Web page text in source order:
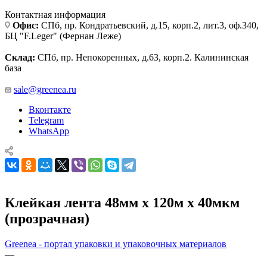
Контактная информация
Офис: СПб, пр. Кондратьевский, д.15, корп.2, лит.3, оф.340,
БЦ "F.Leger" (Фернан Леже)
Склад: СПб, пр. Непокоренных, д.63, корп.2. Калининская
база
sale@greenea.ru
Вконтакте
Telegram
WhatsApp
Клейкая лента 48мм х 120м х 40мкм
(прозрачная)
Greenea - портал упаковки и упаковочных материалов